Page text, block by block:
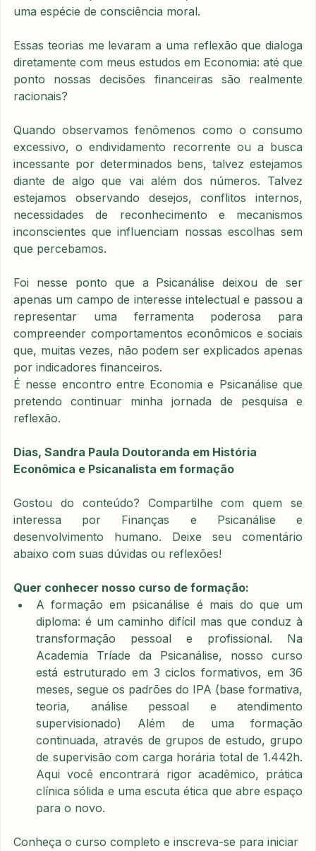
uma espécie de consciência moral.
Essas teorias me levaram a uma reflexão que dialoga
diretamente com meus estudos em Economia: até que
ponto nossas decisões financeiras são realmente
racionais?
Quando observamos fenômenos como o consumo
excessivo, o endividamento recorrente ou a busca
incessante por determinados bens, talvez estejamos
diante de algo que vai além dos números. Talvez
estejamos observando desejos, conflitos internos,
necessidades de reconhecimento e mecanismos
inconscientes que influenciam nossas escolhas sem
que percebamos.
Foi nesse ponto que a Psicanálise deixou de ser
apenas um campo de interesse intelectual e passou a
representar uma ferramenta poderosa para
compreender comportamentos econômicos e sociais
que, muitas vezes, não podem ser explicados apenas
por indicadores financeiros.
É nesse encontro entre Economia e Psicanálise que
pretendo continuar minha jornada de pesquisa e
reflexão.
Dias, Sandra Paula Doutoranda em História
Econômica e Psicanalista em formação
Gostou do conteúdo? Compartilhe com quem se
interessa por Finanças e Psicanálise e
desenvolvimento humano. Deixe seu comentário
abaixo com suas dúvidas ou reflexões!
Quer conhecer nosso curso de formação:
A formação em psicanálise é mais do que um
diploma: é um caminho difícil mas que conduz à
transformação pessoal e profissional. Na
Academia Tríade da Psicanálise, nosso curso
está estruturado em 3 ciclos formativos, em 36
meses, segue os padrões do IPA (base formativa,
teoria, análise pessoal e atendimento
supervisionado) Além de uma formação
continuada, através de grupos de estudo, grupo
de supervisão com carga horária total de 1.442h.
Aqui você encontrará rigor acadêmico, prática
clínica sólida e uma escuta ética que abre espaço
para o novo.
Conheça o curso completo e inscreva-se para iniciar